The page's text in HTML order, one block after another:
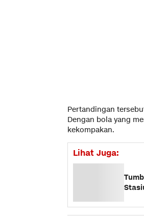
Pertandingan
Dengan bola yang
kekompakan.
Lihat Juga: